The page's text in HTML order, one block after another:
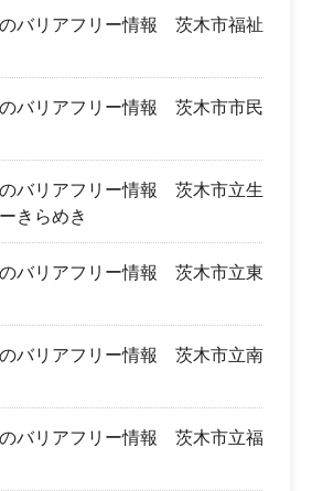
バリアフリー情報 茨木市福祉
バリアフリー情報 茨木市市民
バリアフリー情報 茨木市立生
きらめき
バリアフリー情報 茨木市立東
バリアフリー情報 茨木市立南
バリアフリー情報 茨木市立福